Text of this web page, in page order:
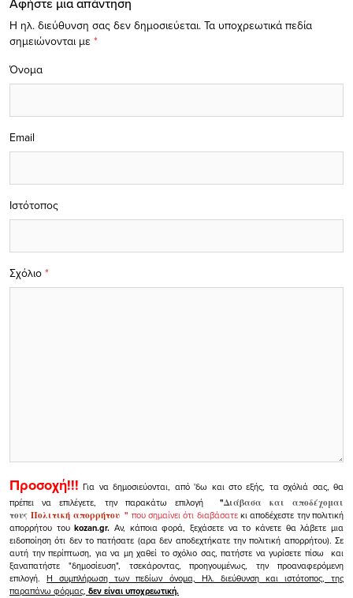
Η ηλ. διεύθυνση σας δεν δημοσιεύεται. Τα υποχρεωτικά πεδία
σημειώνονται με *
Σχόλιο *
Όνομα
Email
Ιστότοπος
Προσοχή!!! Για να δημοσιεύονται, από 'δω και στο εξής, τα σχόλιά σας, θα
πρέπει να επιλέγετε, την παρακάτω επιλογή
"Διάβασα και αποδέχομαι
τουςΠολιτική απορρήτου" που σημαίνει ότι διαβάσατεκι αποδέχεστε την πολιτική
απορρήτου τουkozan.gr. Αν, κάποια φορά, ξεχάσετε να το κάνετε θα λάβετε μια
ειδοποίηση ότι δεν το πατήσατε (αρα δεν αποδεχτήκατε την πολιτική απορρήτου). Σε
αυτή την περίπτωση, για να μη χαθεί το σχόλιο σας, πατήστε να γυρίσετε πίσω και
ξαναπατήστε "δημοσίευση", τσεκάροντας, προηγουμένως, την προαναφερόμενη
επιλογή.Η συμπλήρωση των πεδίων όνομα, Ηλ. διεύθυνση και ιστότοπος, της
παραπάνω φόρμας, δεν είναι υποχρεωτική.